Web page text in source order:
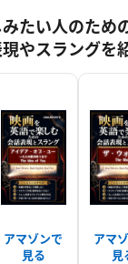
たい人のため
やスラングを
アマゾンで
見る
アマ
見